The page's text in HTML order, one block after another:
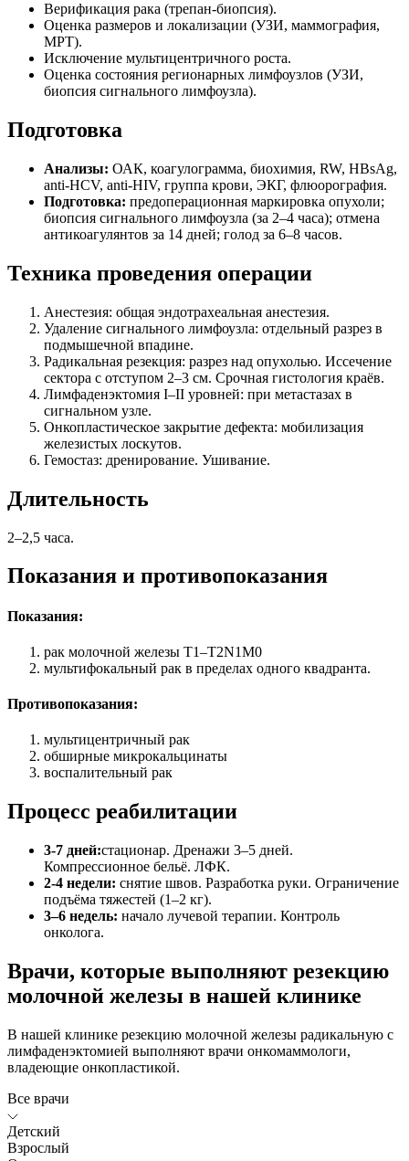
Верификация рака (трепан-биопсия).
Оценка размеров и локализации (УЗИ, маммография,
МРТ).
Исключение мультицентричного роста.
Оценка состояния регионарных лимфоузлов (УЗИ,
биопсия сигнального лимфоузла).
Подготовка
Анализы: ОАК, коагулограмма, биохимия, RW, HBsAg,
anti-HCV, anti-HIV, группа крови, ЭКГ, флюорография.
Подготовка: предоперационная маркировка опухоли;
биопсия сигнального лимфоузла (за 2–4 часа); отмена
антикоагулянтов за 14 дней; голод за 6–8 часов.
Техника проведения операции
Анестезия: общая эндотрахеальная анестезия.
Удаление сигнального лимфоузла: отдельный разрез в
подмышечной впадине.
Радикальная резекция: разрез над опухолью. Иссечение
сектора с отступом 2–3 см. Срочная гистология краёв.
Лимфаденэктомия I–II уровней: при метастазах в
сигнальном узле.
Онкопластическое закрытие дефекта: мобилизация
железистых лоскутов.
Гемостаз: дренирование. Ушивание.
Длительность
2–2,5 часа.
Показания и противопоказания
Показания:
рак молочной железы T1–T2N1M0
мультифокальный рак в пределах одного квадранта.
Противопоказания:
мультицентричный рак
обширные микрокальцинаты
воспалительный рак
Процесс реабилитации
3-7 дней:стационар. Дренажи 3–5 дней.
Компрессионное бельё. ЛФК.
2-4 недели: снятие швов. Разработка руки. Ограничение
подъёма тяжестей (1–2 кг).
3–6 недель: начало лучевой терапии. Контроль
онколога.
Врачи, которые выполняют резекцию
молочной железы в нашей клинике
В нашей клинике резекцию молочной железы радикальную с
лимфаденэктомией выполняют врачи онкомаммологи,
владеющие онкопластикой.
Все врачи
Детский
Взрослый